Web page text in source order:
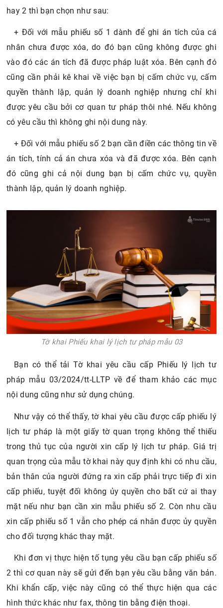
hay 2 thì bạn chọn như sau:
+ Đối với mẫu phiếu số 1 dành để ghi án tích của cá
nhân chưa được xóa, do đó bạn cũng không được ghi
vào đó các án tích đã được pháp luật xóa. Bên cạnh đó
cũng cần phải kê khai về việc bạn bị cấm chức vụ, cấm
quyền thành lập, quản lý doanh nghiệp nhưng chỉ khi
được yêu cầu bởi cơ quan tư pháp thôi nhé. Nếu không
có yêu cầu thì không ghi nội dung này.
+ Đối với mẫu phiếu số 2 bạn cần điền các thông tin về
án tích, tính cả án chưa xóa và đã được xóa. Bên cạnh
đó cũng ghi cả nội dung bạn bị cấm chức vụ, quyền
thành lập, quản lý doanh nghiệp.
Tờ khai Phiếu khai lý lịch tư pháp mẫu 03
Bạn có thể tải Tờ khai yêu cầu cấp Phiếu lý lịch tư
pháp mẫu 03/2024/tt-LLTP về để tham khảo các mục
nội dung cũng như sử dụng chúng.
Như vậy có thể thấy, tờ khai yêu cầu được cấp phiếu lý
lịch tư pháp là một giấy tờ quan trọng không thể thiếu
trong thủ tục của người xin cấp lý lịch tư pháp. Giá trị
quan trọng của mẫu tờ khai này quy định khi có nhu cầu,
bản thân của người đứng ra xin cấp phải trực tiếp đi xin
cấp phiếu, tuyệt đối không ủy quyền cho bất cứ ai thay
mặt nếu như bạn cần xin mẫu phiếu số 2. Còn nhu cầu
xin cấp phiếu số 1 vẫn cho phép cá nhân được ủy quyền
cho đối tượng khác thay mặt.
Khi đơn vị thực hiện tố tụng yêu cầu bạn cấp phiếu số
2 thì cơ quan này sẽ gửi đến bạn yêu cầu bằng văn bản.
Khi khẩn cấp, việc này cũng có thể thực hiện qua các
hình thức khác như fax, thông tin bằng điện thoại.